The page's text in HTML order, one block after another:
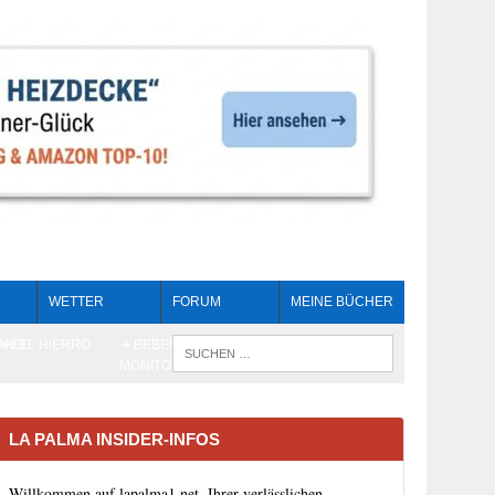
WETTER FORUM MEINE BÜCHER
LA PALMA INSIDER-INFOS